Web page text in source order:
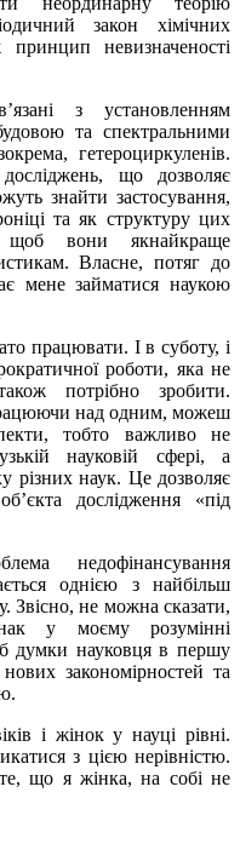
закон хімічних
невизначеності
з установленням
та спектральними
гетероциркуленів.
що дозволяє
знайти застосування,
та як структуру цих
щоб вони якнайкраще
Власне, потяг до
мене займатися наукою
працювати. І в суботу, і
роботи, яка не
потрібно зробити.
над одним, можеш
тобто важливо не
науковій сфері, а
різних наук. Це дозволяє
дослідження «під
недофінансування
однією з найбільш
Звісно, не можна сказати,
у моєму розумінні
думки науковця в першу
закономірностей та
і жінок у науці рівні.
з цією нерівністю.
що я жінка, на собі не